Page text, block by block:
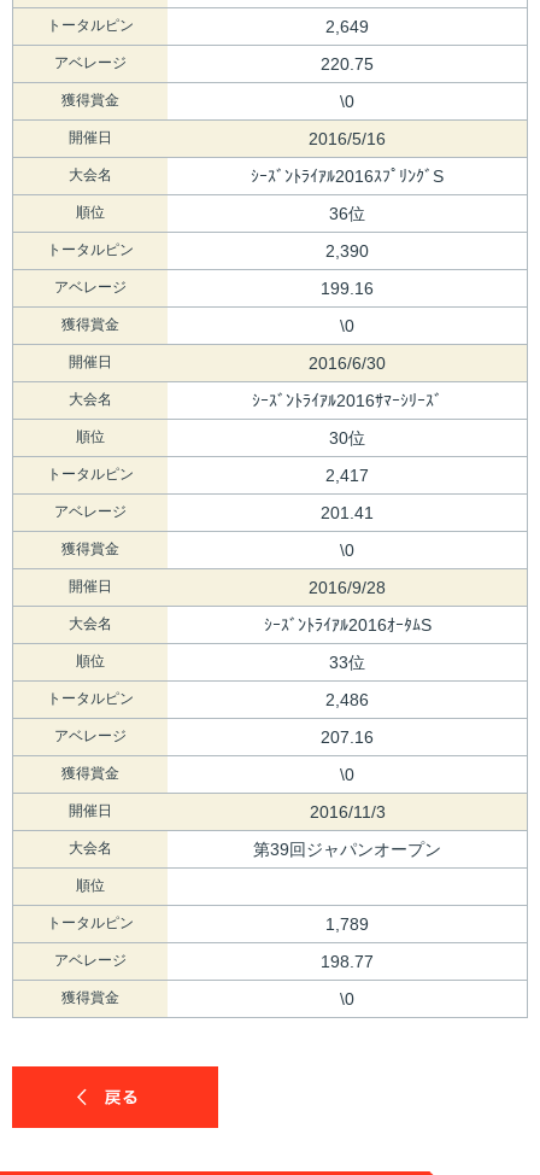
トータルピン 2,649
アベレージ 220.75
獲得賞金 \0
開催日 2016/5/16
大会名 ｼｰｽﾞﾝﾄﾗｲｱﾙ2016ｽﾌﾟﾘﾝｸﾞS
順位 36位
トータルピン 2,390
アベレージ 199.16
獲得賞金 \0
開催日 2016/6/30
大会名 ｼｰｽﾞﾝﾄﾗｲｱﾙ2016ｻﾏｰｼﾘｰｽﾞ
順位 30位
トータルピン 2,417
アベレージ 201.41
獲得賞金 \0
開催日 2016/9/28
大会名 ｼｰｽﾞﾝﾄﾗｲｱﾙ2016ｵｰﾀﾑS
順位 33位
トータルピン 2,486
アベレージ 207.16
獲得賞金 \0
開催日 2016/11/3
大会名 第39回ジャパンオープン
順位
トータルピン 1,789
アベレージ 198.77
獲得賞金 \0